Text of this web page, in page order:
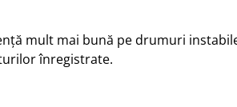
mult mai bună pe drumuri
înregistrate.